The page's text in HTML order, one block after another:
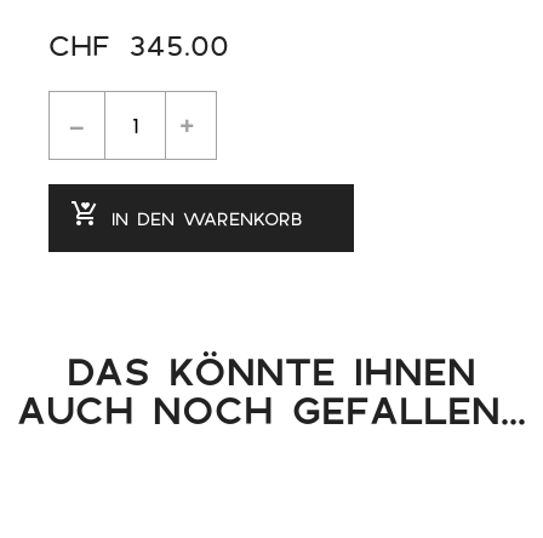
CHF 345.00
IN DEN WARENKORB
DAS KÖNNTE IHNEN
AUCH NOCH GEFALLEN...